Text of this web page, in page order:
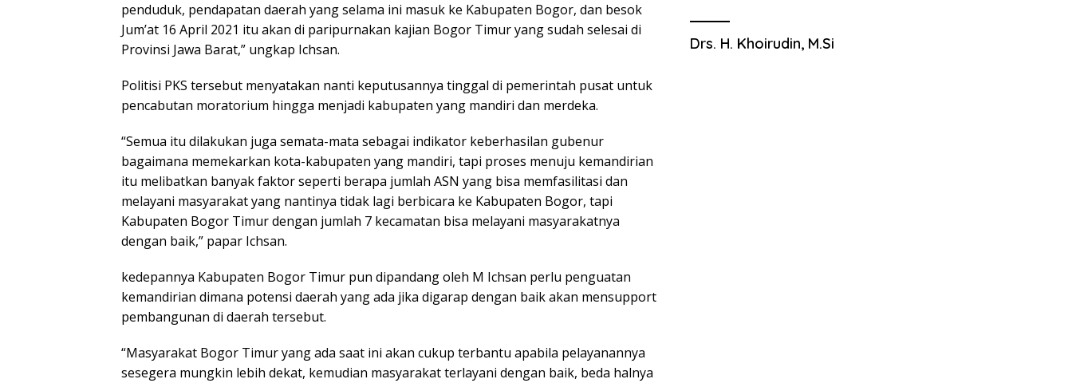
penduduk, pendapatan daerah yang selama ini masuk ke Kabupaten Bogor, dan besok
Jum’at 16 April 2021 itu akan di paripurnakan kajian Bogor Timur yang sudah selesai di
Provinsi Jawa Barat,” ungkap Ichsan.
Politisi PKS tersebut menyatakan nanti keputusannya tinggal di pemerintah pusat untuk
pencabutan moratorium hingga menjadi kabupaten yang mandiri dan merdeka.
“Semua itu dilakukan juga semata-mata sebagai indikator keberhasilan gubenur
bagaimana memekarkan kota-kabupaten yang mandiri, tapi proses menuju kemandirian
itu melibatkan banyak faktor seperti berapa jumlah ASN yang bisa memfasilitasi dan
melayani masyarakat yang nantinya tidak lagi berbicara ke Kabupaten Bogor, tapi
Kabupaten Bogor Timur dengan jumlah 7 kecamatan bisa melayani masyarakatnya
dengan baik,” papar Ichsan.
kedepannya Kabupaten Bogor Timur pun dipandang oleh M Ichsan perlu penguatan
kemandirian dimana potensi daerah yang ada jika digarap dengan baik akan mensupport
pembangunan di daerah tersebut.
“Masyarakat Bogor Timur yang ada saat ini akan cukup terbantu apabila pelayanannya
sesegera mungkin lebih dekat, kemudian masyarakat terlayani dengan baik, beda halnya
Drs. H. Khoirudin, M.Si